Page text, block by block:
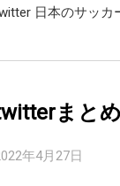
日本のサッカ
まと
年4月27日